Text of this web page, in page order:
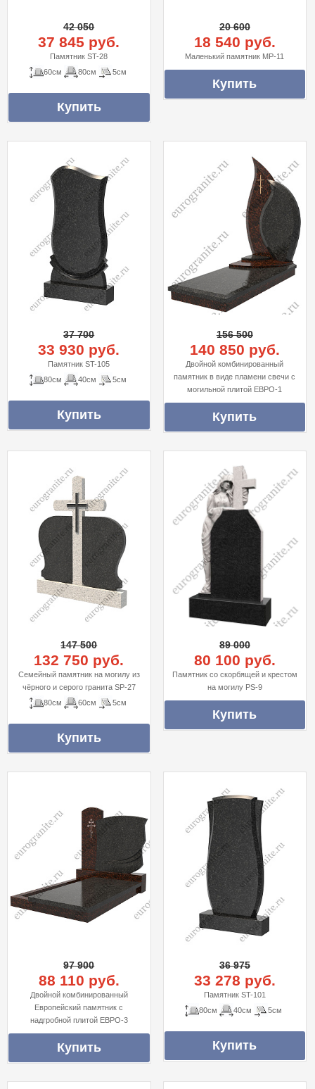
42 050
37 845 руб.
Памятник ST-28
60см
80см 5см
20 600
18 540 руб.
Маленький памятник MP-11
37 700
33 930 руб.
Памятник ST-105
80см
40см 5см
156 500
140 850 руб.
Двойной комбинированный
памятник в виде пламени свечи с
могильной плитой ЕВРО-1
147 500
132 750 руб.
Cемейный памятник на могилу из
чёрного и серого гранита SP-27
80см
60см 5см
89 000
80 100 руб.
Памятник со скорбящей и крестом
на могилу PS-9
97 900
88 110 руб.
Двойной комбинированный
Европейский памятник с
надгробной плитой ЕВРО-3
36 975
33 278 руб.
Памятник ST-101
80см
40см 5см